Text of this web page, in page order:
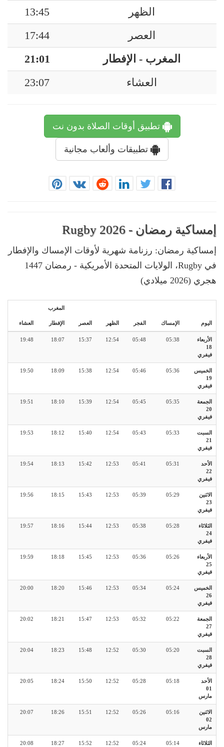
الظهر
13:45
العصر
17:44
المغرب - الإفطار
21:01
العشاء
23:07
تطبيق أوقات الصلاة بدون نت
تطبيقات وألعاب مجانية
إمساكية رمضان - Rugby 2026
إمساكية رمضان: رزنامة شهرية لأوقات الإمساك والإفطار
في Rugby، الولايات المتحدة الأمريكية - رمضان 1447
هجري (2026 ميلادي)
اليوم الإمساك الفجر الظهر العصر
المغرب
الإفطار العشاء
الأربعاء
18
فيفري
05:38
05:48
12:54
15:37
18:07
19:48
الخميس
19
فيفري
05:36
05:46
12:54
15:38
18:09
19:50
الجمعة
20
فيفري
05:35
05:45
12:54
15:39
18:10
19:51
السبت
21
فيفري
05:33
05:43
12:54
15:40
18:12
19:53
الأحد
22
فيفري
05:31
05:41
12:53
15:42
18:13
19:54
الاثنين
23
فيفري
05:29
05:39
12:53
15:43
18:15
19:56
الثلاثاء
24
فيفري
05:28
05:38
12:53
15:44
18:16
19:57
الأربعاء
25
فيفري
05:26
05:36
12:53
15:45
18:18
19:59
الخميس
26
فيفري
05:24
05:34
12:53
15:46
18:20
20:00
الجمعة
27
فيفري
05:22
05:32
12:53
15:47
18:21
20:02
السبت
28
فيفري
05:20
05:30
12:52
15:48
18:23
20:04
الأحد
01
مارس
05:18
05:28
12:52
15:50
18:24
20:05
الاثنين
02
مارس
05:16
05:26
12:52
15:51
18:26
20:07
الثلاثاء
05:14
05:24
12:52
15:52
18:27
20:08